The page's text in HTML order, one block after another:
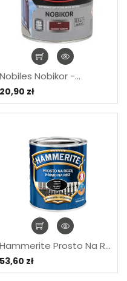
Nobiles Nobikor -...
20,90 zł
Hammerite Prosto Na Rdzę
53,60 zł